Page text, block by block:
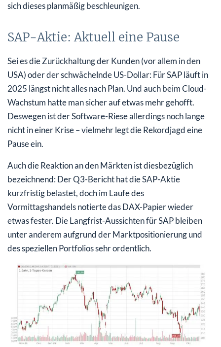
sich dieses planmäßig beschleunigen.
SAP-Aktie: Aktuell eine Pause
Sei es die Zurückhaltung der Kunden (vor allem in den
USA) oder der schwächelnde US-Dollar: Für SAP läuft in
2025 längst nicht alles nach Plan. Und auch beim Cloud-
Wachstum hatte man sicher auf etwas mehr gehofft.
Deswegen ist der Software-Riese allerdings noch lange
nicht in einer Krise – vielmehr legt die Rekordjagd eine
Pause ein.
Auch die Reaktion an den Märkten ist diesbezüglich
bezeichnend: Der Q3-Bericht hat die SAP-Aktie
kurzfristig belastet, doch im Laufe des
Vormittagshandels notierte das DAX-Papier wieder
etwas fester. Die Langfrist-Aussichten für SAP bleiben
unter anderem aufgrund der Marktpositionierung und
des speziellen Portfolios sehr ordentlich.